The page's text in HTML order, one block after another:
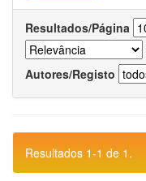
Resultados/Página
Autores/Registo
Resultados 1-1 de 1.